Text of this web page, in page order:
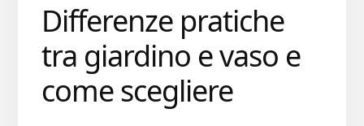
Differenze pratiche
tra giardino e vaso e
come scegliere